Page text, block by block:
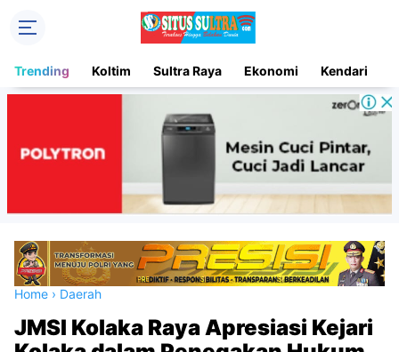
Trending Koltim Sultra Raya Ekonomi Kendari
Home › Daerah
JMSI Kolaka Raya Apresiasi Kejari